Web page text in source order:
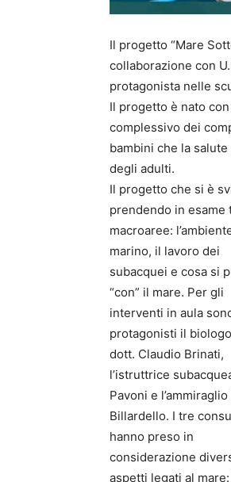
Il progetto “Mare
collaborazione con
protagonista nelle
Il progetto è nato
complessivo dei
bambini che la
degli adulti.
Il progetto che si è
prendendo in esame
macroaree:
marino, il lavoro dei
subacquei e cosa si
“con” il mare. Per gli
interventi in aula
protagonisti il
dott. Claudio Brinati,
l’istruttrice
Pavoni e
Billardello. I tre
hanno preso in
considerazione
aspetti legati al